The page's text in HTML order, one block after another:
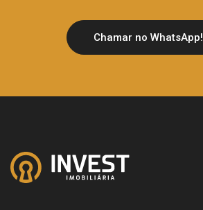
Chamar no WhatsApp!